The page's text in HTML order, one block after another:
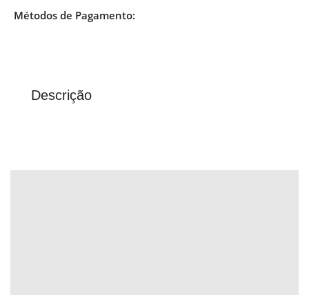
Métodos de Pagamento:
Descrição